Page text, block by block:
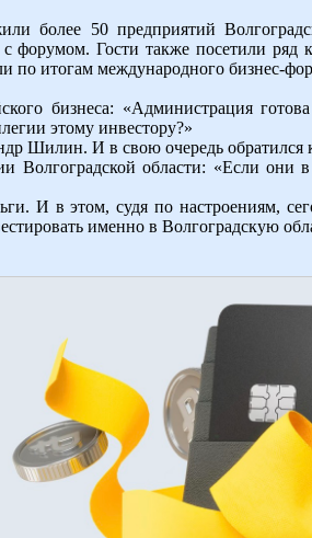
более 50 предприятий
форумом. Гости также посетили
итогам международного бизнес-
бизнеса: «Администрация
этому инвестору?»
Шилин. И в свою очередь обратился
Волгоградской области: «Если они
И в этом, судя по настроениям,
именно в Волгоградскую